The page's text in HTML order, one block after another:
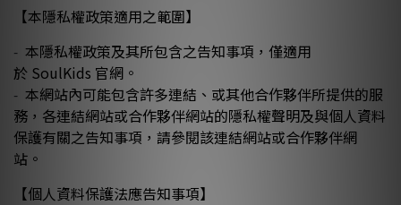
【本隱私權政策適用之範圍】
- 本隱私權政策及其所包含之告知事項，僅適用
於 SoulKids 官網。
- 本網站內可能包含許多連結、或其他合作夥伴所提供的服
務，各連結網站或合作夥伴網站的隱私權聲明及與個人資料
保護有關之告知事項，請參閱該連結網站或合作夥伴網
站。
【個人資料保護法應告知事項】